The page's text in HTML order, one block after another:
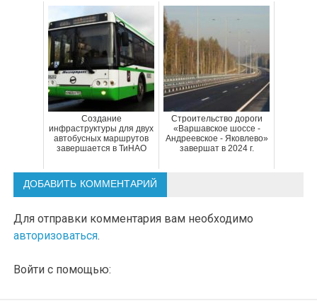
Создание
инфраструктуры для двух
автобусных маршрутов
завершается в ТиНАО
Строительство дороги
«Варшавское шоссе -
Андреевское - Яковлево»
завершат в 2024 г.
ДОБАВИТЬ КОММЕНТАРИЙ
Для отправки комментария вам необходимо
авторизоваться.
Войти с помощью: